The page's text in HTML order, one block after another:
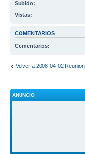
Subido:
Vistas:
COMENTARIOS
Comentarios:
Volver a 2008-04-02
ANUNCIO